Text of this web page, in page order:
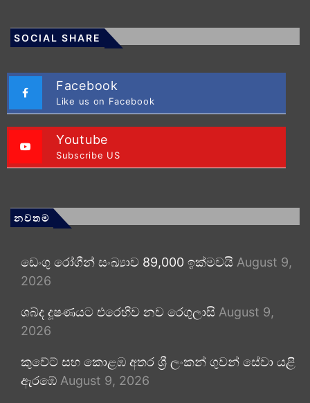
SOCIAL SHARE
Facebook
Like us on Facebook
Youtube
Subscribe US
නවතම
ඩෙංගු රෝගීන් සංඛ්‍යාව 89,000 ඉක්මවයි August 9,
2026
ශබ්ද දූෂණයට එරෙහිව නව රෙගුලාසි August 9,
2026
කුවේට් සහ කොළඹ අතර ශ්‍රී ලංකන් ගුවන් සේවා යළි
ඇරඹේ August 9, 2026